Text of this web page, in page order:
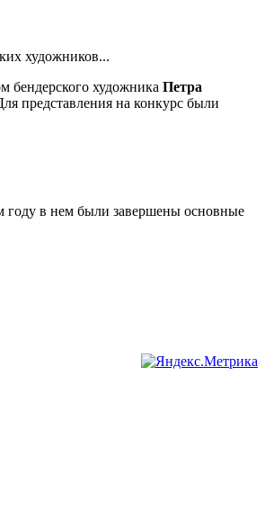
художников...
бендерского художника Петра
представления на конкурс были
году в нем были завершены основные